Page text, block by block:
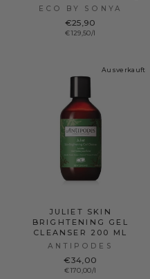
ECO BY SONYA
€25,90
€129,50/l
Ausverkauft
JULIET SKIN
BRIGHTENING GEL
CLEANSER 200 ML
ANTIPODES
€34,00
€170,00/l